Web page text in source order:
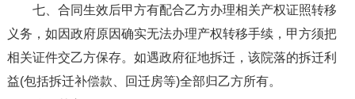
七、合同生效后甲方有配合乙方办理相关产权证照转移
义务，如因政府原因确实无法办理产权转移手续，甲方须把
相关证件交乙方保存。如遇政府征地拆迁，该院落的拆迁利
益(包括拆迁补偿款、回迁房等)全部归乙方所有。